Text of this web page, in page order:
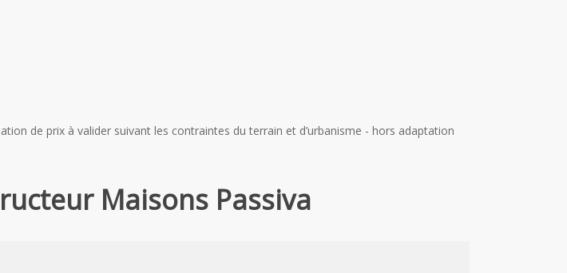
de prix à valider suivant les contraintes du terrain et d’urbanisme - hors adaptation
Maisons Passiva